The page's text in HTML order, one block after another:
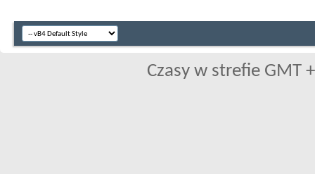
Czasy w strefie GMT